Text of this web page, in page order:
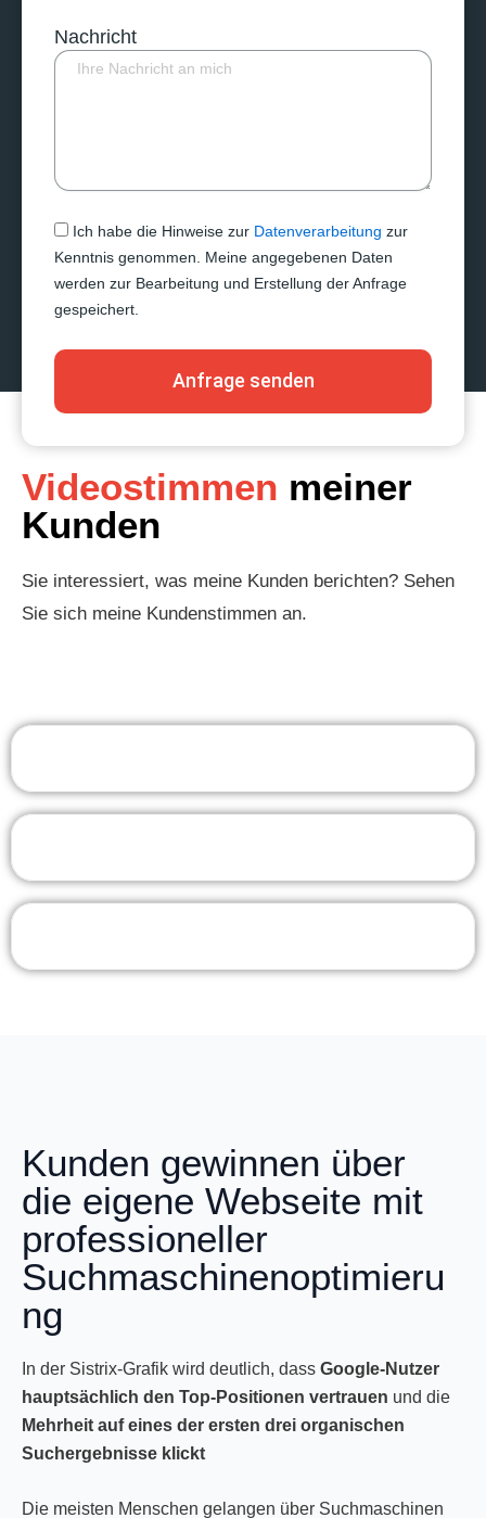
Nachricht
Ich habe die Hinweise zur Datenverarbeitung zur
Kenntnis genommen. Meine angegebenen Daten
werden zur Bearbeitung und Erstellung der Anfrage
gespeichert.
Anfrage senden
Videostimmen meiner
Kunden
Sie interessiert, was meine Kunden berichten? Sehen
Sie sich meine Kundenstimmen an.
Kunden gewinnen über
die eigene Webseite mit
professioneller
Suchmaschinenoptimieru
ng
In der Sistrix-Grafik wird deutlich, dass Google-Nutzer
hauptsächlich den Top-Positionen vertrauen und die
Mehrheit auf eines der ersten drei organischen
Suchergebnisse klickt
Die meisten Menschen gelangen über Suchmaschinen